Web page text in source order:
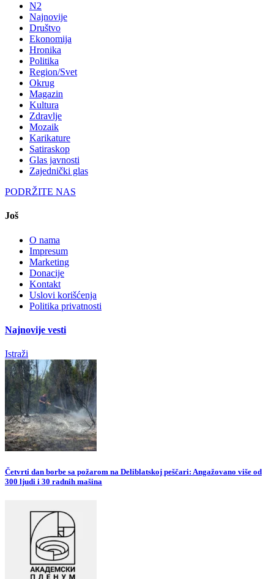
N2
Najnovije
Društvo
Ekonomija
Hronika
Politika
Region/Svet
Okrug
Magazin
Kultura
Zdravlje
Mozaik
Karikature
Satiraskop
Glas javnosti
Zajednički glas
PODRŽITE NAS
Još
O nama
Impresum
Marketing
Donacije
Kontakt
Uslovi korišćenja
Politika privatnosti
Najnovije vesti
Istraži
Četvrti dan borbe sa požarom na Deliblatskoj peščari: Angažovano više od
300 ljudi i 30 radnih mašina